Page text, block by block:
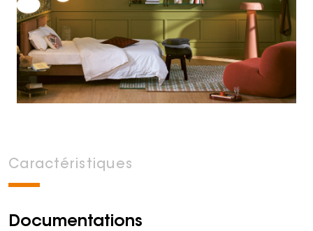
Caractéristiques
Documentations